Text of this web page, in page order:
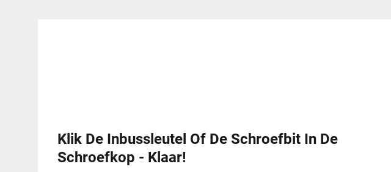
Klik De Inbussleutel Of De Schroefbit In De
Schroefkop - Klaar!